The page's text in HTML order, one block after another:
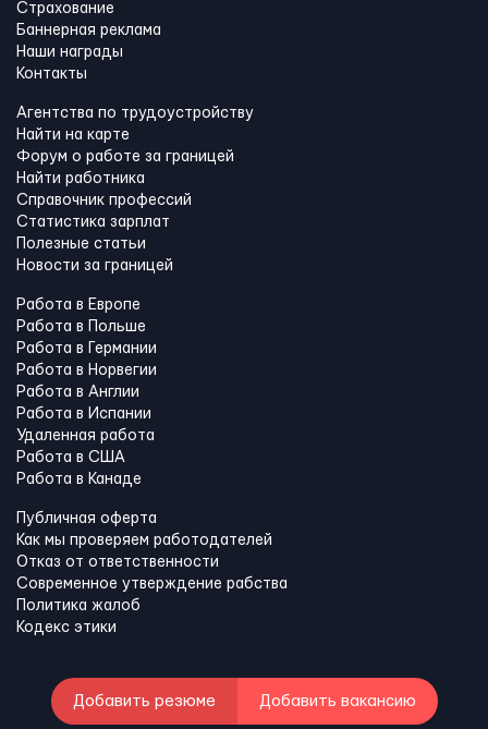
Страхование
Баннерная реклама
Наши награды
Контакты
Агентства по трудоустройству
Найти на карте
Форум о работе за границей
Найти работника
Справочник профессий
Статистика зарплат
Полезные статьи
Новости за границей
Работа в Европе
Работа в Польше
Работа в Германии
Работа в Норвегии
Работа в Англии
Работа в Испании
Удаленная работа
Работа в США
Работа в Канадe
Публичная оферта
Как мы проверяем работодателей
Отказ от ответственности
Современное утверждение рабства
Политика жалоб
Кодекс этики
Добавить резюме Добавить вакансию